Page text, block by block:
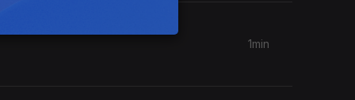
1min